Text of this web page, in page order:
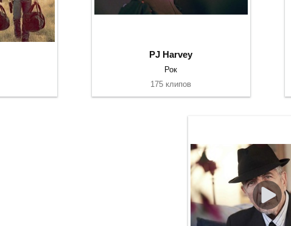
PJ Harvey
Рок
175 клипов